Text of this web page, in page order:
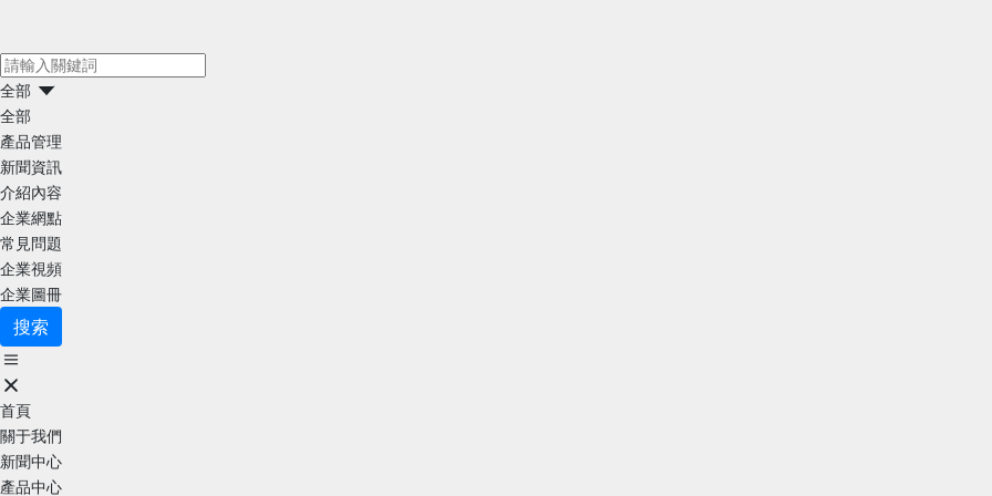
全部
全部
產品管理
新聞資訊
介紹內容
企業網點
常見問題
企業視頻
企業圖冊
搜索
首頁
關于我們
新聞中心
產品中心